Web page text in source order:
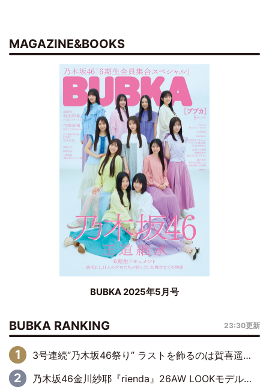
MAGAZINE&BOOKS
BUBKA 2025年5月号
BUBKA RANKING 23:30更新
3号連続“乃木坂46祭り” ラストを飾るのは賀喜遥香…5年ぶりの登場に「5年分大人になった私を見ていただけたら」
乃木坂46金川紗耶『rienda』26AW LOOKモデルに就任